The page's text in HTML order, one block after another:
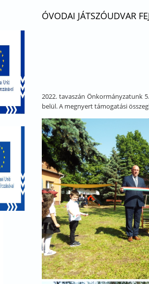
ÓVODAI JÁTSZÓUDVAR
2022. tavaszán Önkormányzatunk
belül. A megnyert támogatási